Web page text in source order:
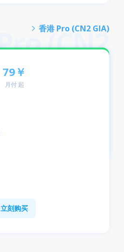
香港 Pro (CN2 GIA)
79￥
月付 起
立刻购买